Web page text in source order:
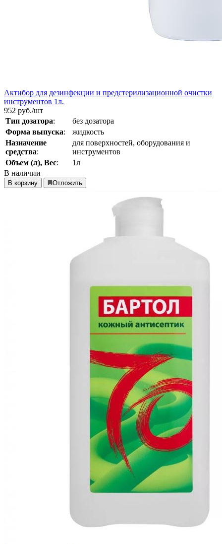
Актибор для дезинфекции и предстерилизационной очистки
инструментов 1л.
952 руб./шт
Тип дозатора:
без дозатора
Форма выпуска:
жидкость
Назначение
средства:
для поверхностей, оборудования и
инструментов
Объем (л), Вес:
1л
В наличии
В корзину Отложить